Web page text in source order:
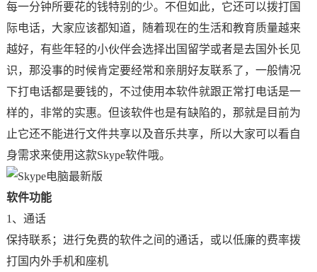
每一分钟所要花的钱特别的少。不但如此，它还可以拨打国
际电话，大家应该都知道，随着现在的生活和教育质量越来
越好，有些年轻的小伙伴会选择出国留学或者是去国外长见
识，那没事的时候肯定要经常和亲朋好友联系了，一般情况
下打电话都是要钱的，不过使用本软件就跟正常打电话是一
样的，非常的实惠。但该软件也是有缺陷的，那就是目前为
止它还不能进行文件共享以及音乐共享，所以大家可以看自
身需求来使用这款Skype软件哦。
软件功能
1、通话
保持联系；进行免费的软件之间的通话，或以低廉的费率拨
打国内外手机和座机